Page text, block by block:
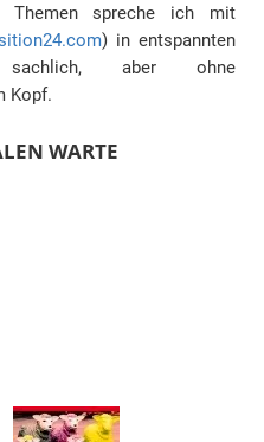
Themen spreche ich mit
) in entspannten
aber ohne
Kopf.
WARTE